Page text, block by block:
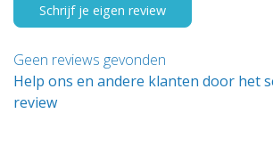
Schrijf je eigen review
Geen reviews gevonden
Help ons en andere klanten door het
review